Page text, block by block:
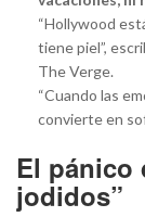
“Hollywood
tiene piel”,
The Verge.
“Cuando las
convierte en
El pánico
jodidos”